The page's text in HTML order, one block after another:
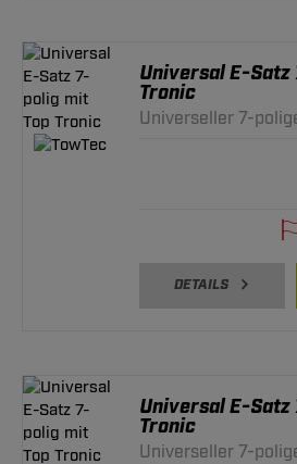
Universal E-Satz
Tronic
Universeller 7-
DETAILS
Universal E-Satz
Tronic
Universeller 7-